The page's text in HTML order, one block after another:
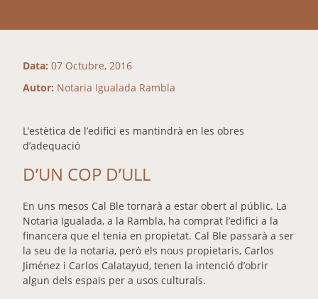
Data: 07 Octubre, 2016
Autor: Notaria Igualada Rambla
L’estètica de l’edifici es mantindrà en les obres
d’adequació
D’UN COP D’ULL
En uns mesos Cal Ble tornarà a estar obert al públic. La
Notaria Igualada, a la Rambla, ha comprat l’edifici a la
financera que el tenia en propietat. Cal Ble passarà a ser
la seu de la notaria, però els nous propietaris, Carlos
Jiménez i Carlos Calatayud, tenen la intenció d’obrir
algun dels espais per a usos culturals.